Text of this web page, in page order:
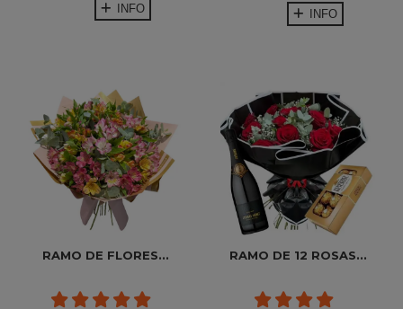
INFO INFO
RAMO DE FLORES... RAMO DE 12 ROSAS...